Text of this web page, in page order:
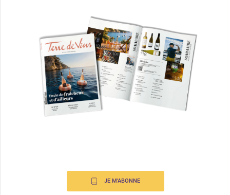
JE M'ABONNE